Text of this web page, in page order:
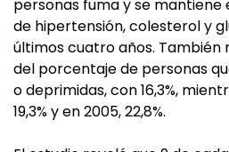
personas fuma y se
de hipertensión, colesterol y
últimos cuatro años. También
del porcentaje de personas
o deprimidas, con 16,3%,
19,3% y en 2005, 22,8%.